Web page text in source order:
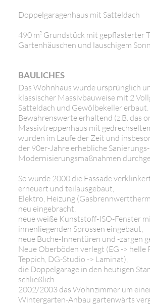
Doppelgaragenhaus mit Satteldach
490 m² Grundstück mit gepflasterter
Gartenhäuschen und lauschigem
BAULICHES
Das Wohnhaus wurde ursprünglich
klassischer Massivbauweise mit 2
Satteldach und Gewölbekeller erbaut.
Bewahrenswerte erhaltend (z.B. das
Massivtreppenhaus mit
wurden im Laufe der Zeit und
der 90er-Jahre erhebliche
Modernisierungsmaßnahmen
So wurde 2000 die Fassade
erneuert und teilausgebaut,
Elektro, Heizung
neu eingebracht,
neue weiße Kunststoff-ISO-Fenster
innenliegenden Sprossen eingebaut,
neue Buche-Innentüren und -zargen
Neue Oberböden verlegt (EG -> helle
Teppich, DG-Studio -> Laminat),
die Doppelgarage in den heutigen
schließlich
2002/2003 das Wohnzimmer um
Wintergarten-Anbau gartenwärts